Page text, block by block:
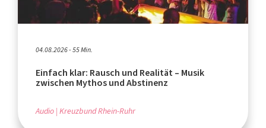
04.08.2026 - 55 Min.
Einfach klar: Rausch und Realität – Musik
zwischen Mythos und Abstinenz
Audio Kreuzbund Rhein-Ruhr